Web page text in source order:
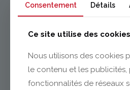
Consentement Détails
Ce site utilise des cookies
Nous utilisons des cookies
le contenu et les publicités,
fonctionnalités de réseaux